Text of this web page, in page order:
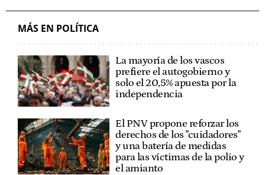
NOËL D´ANJOU
MÁS EN POLÍTICA
La mayoría de los vascos
prefiere el autogobierno y
solo el 20,5% apuesta por la
independencia
El PNV propone reforzar los
derechos de los "cuidadores"
y una batería de medidas
para las víctimas de la polio y
el amianto